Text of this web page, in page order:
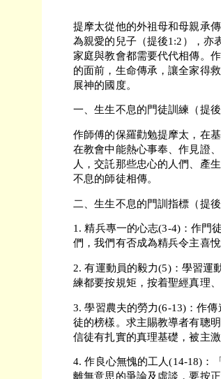
提摩太從他的外祖母和母親承
為親愛的兒子（提後1:2），亦
家庭與教會都需要代代相傳。
的面前，生命傳承，讓全家得
展神的國度。
一、生生不息的門徒訓練（提後
作師傅的保羅勸勉提摩太，在
在教會中能熱心事奉、作見證
人，交託那些忠心的人們、產
不息的師徒相傳。
二、生生不息的門訓指標（提後
1. 精兵專一的心志(3-4)：作門
們，我們有否成為精兵令主喜悅
2. 有運動員的毅力(5)：學習運
練都要按規矩，按着聖經真理
3. 學習農夫的勞力(6-13)：作
徒的榜樣。求主賜教導者有聰
信徒有扎實的真理基礎，被主
4. 作良心無愧的工人(14-18)：
離無意思的爭論及虛談，要按正